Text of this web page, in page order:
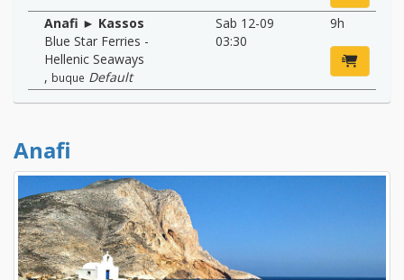
Anafi ► Kassos
Blue Star Ferries -
Hellenic Seaways
, buque Default
Sab 12-09
03:30
9h
Anafi